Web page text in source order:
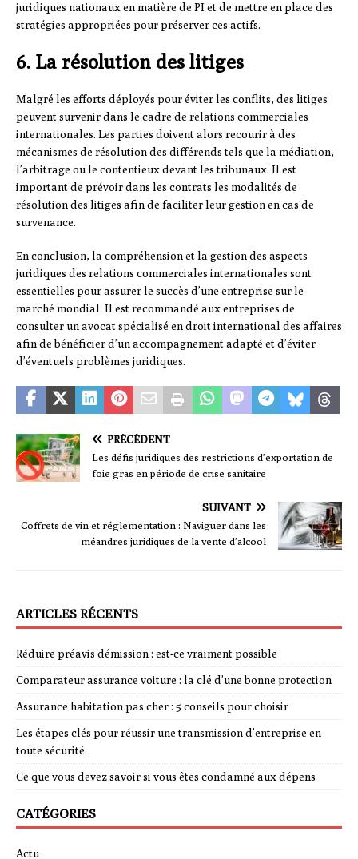
juridiques nationaux en matière de PI et de mettre en place des
stratégies appropriées pour préserver ces actifs.
6. La résolution des litiges
Malgré les efforts déployés pour éviter les conflits, des litiges
peuvent survenir dans le cadre de relations commerciales
internationales. Les parties doivent alors recourir à des
mécanismes de résolution des différends tels que la médiation,
l’arbitrage ou le contentieux devant les tribunaux. Il est
important de prévoir dans les contrats les modalités de
résolution des litiges afin de faciliter leur gestion en cas de
survenance.
En conclusion, la compréhension et la gestion des aspects
juridiques des relations commerciales internationales sont
essentielles pour assurer le succès d’une entreprise sur le
marché mondial. Il est recommandé aux entreprises de
consulter un avocat spécialisé en droit international des affaires
afin de bénéficier d’un accompagnement adapté et d’éviter
d’éventuels problèmes juridiques.
PRÉCÉDENT
Les défis juridiques des restrictions d’exportation de
foie gras en période de crise sanitaire
SUIVANT
Coffrets de vin et réglementation : Naviguer dans les
méandres juridiques de la vente d’alcool
ARTICLES RÉCENTS
Réduire préavis démission : est-ce vraiment possible
Comparateur assurance voiture : la clé d’une bonne protection
Assurance habitation pas cher : 5 conseils pour choisir
Les étapes clés pour réussir une transmission d’entreprise en
toute sécurité
Ce que vous devez savoir si vous êtes condamné aux dépens
CATÉGORIES
Actu